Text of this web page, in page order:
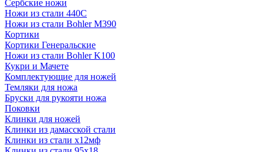
Сербские ножи
Ножи из стали 440С
Ножи из стали Bohler M390
Кортики
Кортики Генеральские
Ножи из стали Bohler K100
Кукри и Мачете
Комплектующие для ножей
Темляки для ножа
Бруски для рукояти ножа
Поковки
Клинки для ножей
Клинки из дамасской стали
Клинки из стали х12мф